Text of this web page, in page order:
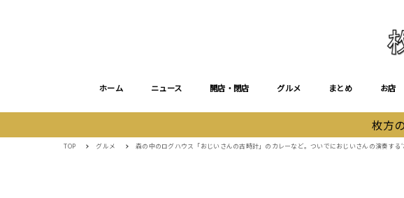
ホーム ニュース 開店・閉店 グルメ まとめ お店
枚方
TOP グルメ 森の中のログハウス「おじいさんの古時計」のカレーなど。ついでにおじいさんの演奏する‘